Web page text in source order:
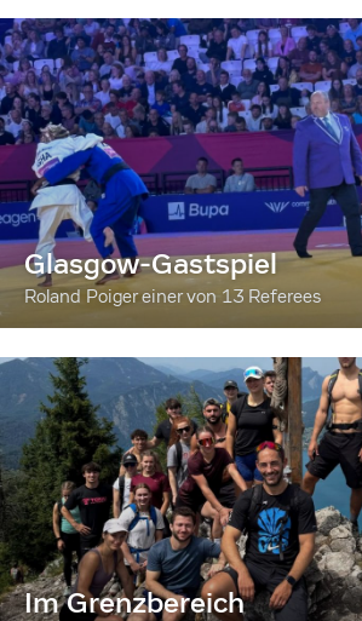
Glasgow-Gastspiel
Roland Poiger einer von 13 Referees
Im Grenzbereich